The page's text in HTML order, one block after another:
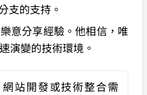
支的支持。
意分享經驗。他相信，唯
演變的技術環境。
站開發或技術整合需